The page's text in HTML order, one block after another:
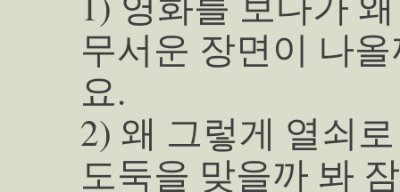
무서운 장면이 나
요.
2) 왜 그렇게 열쇠
도둑을 맞을까 봐